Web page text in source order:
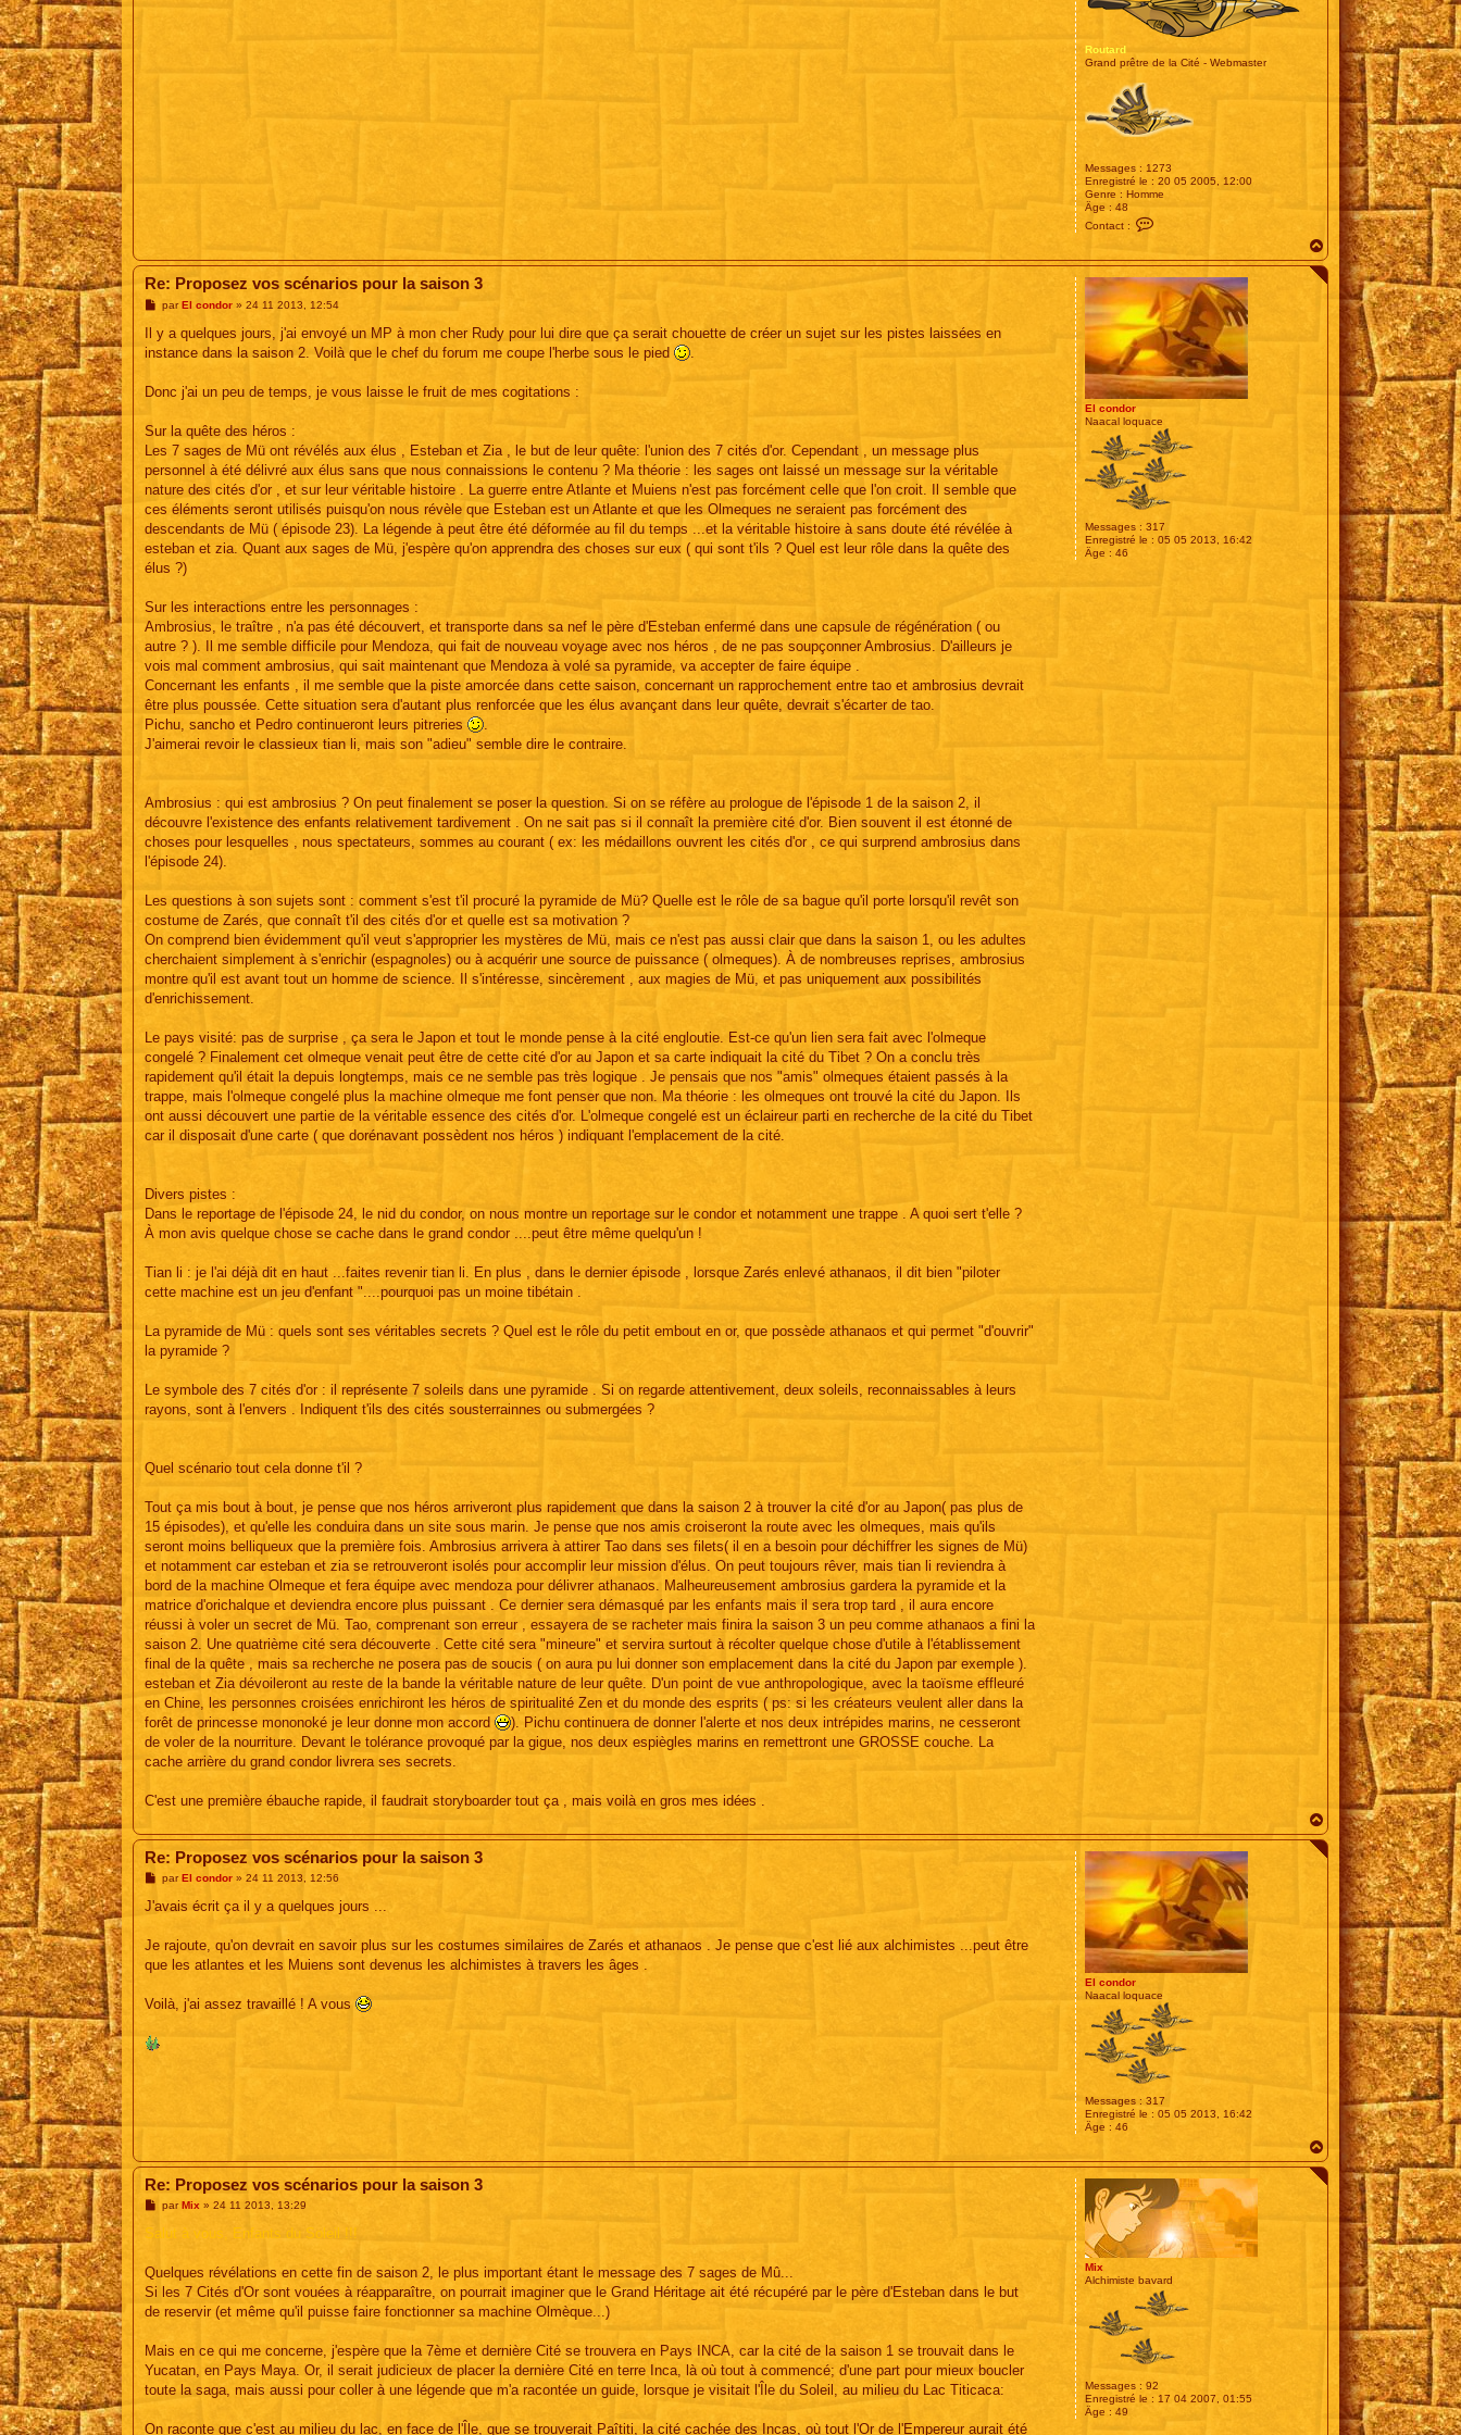
Routard
Grand prêtre de la Cité - Webmaster
Messages : 1273
Enregistré le : 20 05 2005, 12:00
Genre : Homme
Âge : 48
Contact :
t
c
t
e
r
R
o
t
a
r
a
u
El condor
Naacal loquace
Messages : 317
Enregistré le : 05 05 2013, 16:42
Âge : 46
Re: Proposez vos scénarios pour la saison 3
M
s
s
a
parEl condor» 24 11 2013, 12:54
Il y a quelques jours, j'ai envoyé un MP à mon cher Rudy pour lui dire que ça serait chouette de créer un sujet sur les pistes laissées en
instance dans la saison 2. Voilà que le chef du forum me coupe l'herbe sous le pied
Donc j'ai un peu de temps, je vous laisse le fruit de mes cogitations :
Sur la quête des héros :
Les 7 sages de Mü ont révélés aux élus , Esteban et Zia , le but de leur quête: l'union des 7 cités d'or. Cependant , un message plus
personnel à été délivré aux élus sans que nous connaissions le contenu ? Ma théorie : les sages ont laissé un message sur la véritable
nature des cités d'or , et sur leur véritable histoire . La guerre entre Atlante et Muiens n'est pas forcément celle que l'on croit. Il semble que
ces éléments seront utilisés puisqu'on nous révèle que Esteban est un Atlante et que les Olmeques ne seraient pas forcément des
descendants de Mü ( épisode 23). La légende à peut être été déformée au fil du temps ...et la véritable histoire à sans doute été révélée à
esteban et zia. Quant aux sages de Mü, j'espère qu'on apprendra des choses sur eux ( qui sont t'ils ? Quel est leur rôle dans la quête des
élus ?)
Sur les interactions entre les personnages :
Ambrosius, le traître , n'a pas été découvert, et transporte dans sa nef le père d'Esteban enfermé dans une capsule de régénération ( ou
autre ? ). Il me semble difficile pour Mendoza, qui fait de nouveau voyage avec nos héros , de ne pas soupçonner Ambrosius. D'ailleurs je
vois mal comment ambrosius, qui sait maintenant que Mendoza à volé sa pyramide, va accepter de faire équipe .
Concernant les enfants , il me semble que la piste amorcée dans cette saison, concernant un rapprochement entre tao et ambrosius devrait
être plus poussée. Cette situation sera d'autant plus renforcée que les élus avançant dans leur quête, devrait s'écarter de tao.
Pichu, sancho et Pedro continueront leurs pitreries
J'aimerai revoir le classieux tian li, mais son "adieu" semble dire le contraire.
Ambrosius : qui est ambrosius ? On peut finalement se poser la question. Si on se réfère au prologue de l'épisode 1 de la saison 2, il
découvre l'existence des enfants relativement tardivement . On ne sait pas si il connaît la première cité d'or. Bien souvent il est étonné de
choses pour lesquelles , nous spectateurs, sommes au courant ( ex: les médaillons ouvrent les cités d'or , ce qui surprend ambrosius dans
l'épisode 24).
Les questions à son sujets sont : comment s'est t'il procuré la pyramide de Mü? Quelle est le rôle de sa bague qu'il porte lorsqu'il revêt son
costume de Zarés, que connaît t'il des cités d'or et quelle est sa motivation ?
On comprend bien évidemment qu'il veut s'approprier les mystères de Mü, mais ce n'est pas aussi clair que dans la saison 1, ou les adultes
cherchaient simplement à s'enrichir (espagnoles) ou à acquérir une source de puissance ( olmeques). À de nombreuses reprises, ambrosius
montre qu'il est avant tout un homme de science. Il s'intéresse, sincèrement , aux magies de Mü, et pas uniquement aux possibilités
d'enrichissement.
Le pays visité: pas de surprise , ça sera le Japon et tout le monde pense à la cité engloutie. Est-ce qu'un lien sera fait avec l'olmeque
congelé ? Finalement cet olmeque venait peut être de cette cité d'or au Japon et sa carte indiquait la cité du Tibet ? On a conclu très
rapidement qu'il était la depuis longtemps, mais ce ne semble pas très logique . Je pensais que nos "amis" olmeques étaient passés à la
trappe, mais l'olmeque congelé plus la machine olmeque me font penser que non. Ma théorie : les olmeques ont trouvé la cité du Japon. Ils
ont aussi découvert une partie de la véritable essence des cités d'or. L'olmeque congelé est un éclaireur parti en recherche de la cité du Tibet
car il disposait d'une carte ( que dorénavant possèdent nos héros ) indiquant l'emplacement de la cité.
Divers pistes :
Dans le reportage de l'épisode 24, le nid du condor, on nous montre un reportage sur le condor et notamment une trappe . A quoi sert t'elle ?
À mon avis quelque chose se cache dans le grand condor ....peut être même quelqu'un !
Tian li : je l'ai déjà dit en haut ...faites revenir tian li. En plus , dans le dernier épisode , lorsque Zarés enlevé athanaos, il dit bien "piloter
cette machine est un jeu d'enfant "....pourquoi pas un moine tibétain .
La pyramide de Mü : quels sont ses véritables secrets ? Quel est le rôle du petit embout en or, que possède athanaos et qui permet "d'ouvrir"
la pyramide ?
Le symbole des 7 cités d'or : il représente 7 soleils dans une pyramide . Si on regarde attentivement, deux soleils, reconnaissables à leurs
rayons, sont à l'envers . Indiquent t'ils des cités sousterrainnes ou submergées ?
Quel scénario tout cela donne t'il ?
Tout ça mis bout à bout, je pense que nos héros arriveront plus rapidement que dans la saison 2 à trouver la cité d'or au Japon( pas plus de
15 épisodes), et qu'elle les conduira dans un site sous marin. Je pense que nos amis croiseront la route avec les olmeques, mais qu'ils
seront moins belliqueux que la première fois. Ambrosius arrivera à attirer Tao dans ses filets( il en a besoin pour déchiffrer les signes de Mü)
et notamment car esteban et zia se retrouveront isolés pour accomplir leur mission d'élus. On peut toujours rêver, mais tian li reviendra à
bord de la machine Olmeque et fera équipe avec mendoza pour délivrer athanaos. Malheureusement ambrosius gardera la pyramide et la
matrice d'orichalque et deviendra encore plus puissant . Ce dernier sera démasqué par les enfants mais il sera trop tard , il aura encore
réussi à voler un secret de Mü. Tao, comprenant son erreur , essayera de se racheter mais finira la saison 3 un peu comme athanaos a fini la
saison 2. Une quatrième cité sera découverte . Cette cité sera "mineure" et servira surtout à récolter quelque chose d'utile à l'établissement
final de la quête , mais sa recherche ne posera pas de soucis ( on aura pu lui donner son emplacement dans la cité du Japon par exemple ).
esteban et Zia dévoileront au reste de la bande la véritable nature de leur quête. D'un point de vue anthropologique, avec la taoïsme effleuré
en Chine, les personnes croisées enrichiront les héros de spiritualité Zen et du monde des esprits ( ps: si les créateurs veulent aller dans la
forêt de princesse mononoké je leur donne mon accord
). Pichu continuera de donner l'alerte et nos deux intrépides marins, ne cesseront
de voler de la nourriture. Devant le tolérance provoqué par la gigue, nos deux espiègles marins en remettront une GROSSE couche. La
cache arrière du grand condor livrera ses secrets.
C'est une première ébauche rapide, il faudrait storyboarder tout ça , mais voilà en gros mes idées .
a
u
El condor
Naacal loquace
Messages : 317
Enregistré le : 05 05 2013, 16:42
Âge : 46
Re: Proposez vos scénarios pour la saison 3
M
s
g
par El condor» 24 11 2013, 12:56
J'avais écrit ça il y a quelques jours ...
Je rajoute, qu'on devrait en savoir plus sur les costumes similaires de Zarés et athanaos . Je pense que c'est lié aux alchimistes ...peut être
que les atlantes et les Muiens sont devenus les alchimistes à travers les âges .
Voilà, j'ai assez travaillé ! A vous
a
u
Mix
Alchimiste bavard
Messages : 92
Enregistré le : 17 04 2007, 01:55
Âge : 49
Re: Proposez vos scénarios pour la saison 3
M
s
g
parMix » 24 11 2013, 13:29
Salut à vous, Enfants du Soleil !!!
Quelques révélations en cette fin de saison 2, le plus important étant le message des 7 sages de Mû...
Si les 7 Cités d'Or sont vouées à réapparaître, on pourrait imaginer que le Grand Héritage ait été récupéré par le père d'Esteban dans le but
de reservir (et même qu'il puisse faire fonctionner sa machine Olmèque...)
Mais en ce qui me concerne, j'espère que la 7ème et dernière Cité se trouvera en Pays INCA, car la cité de la saison 1 se trouvait dans le
Yucatan, en Pays Maya. Or, il serait judicieux de placer la dernière Cité en terre Inca, là où tout à commencé; d'une part pour mieux boucler
toute la saga, mais aussi pour coller à une légende que m'a racontée un guide, lorsque je visitait l'Île du Soleil, au milieu du Lac Titicaca:
On raconte que c'est au milieu du lac, en face de l'Île, que se trouverait Paîtiti, la cité cachée des Incas, où tout l'Or de l'Empereur aurait été